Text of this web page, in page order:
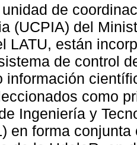
de
(UCPIA) del
LATU, están
de control
información
como
Ingeniería y
en forma